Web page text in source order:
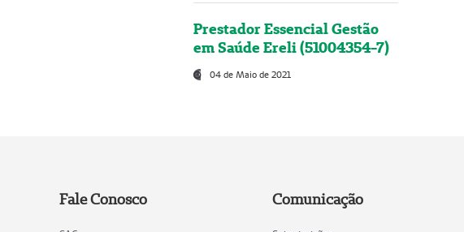
Prestador Essencial Gestão
em Saúde Ereli (51004354-7)
04 de Maio de 2021
Fale Conosco Comunicação